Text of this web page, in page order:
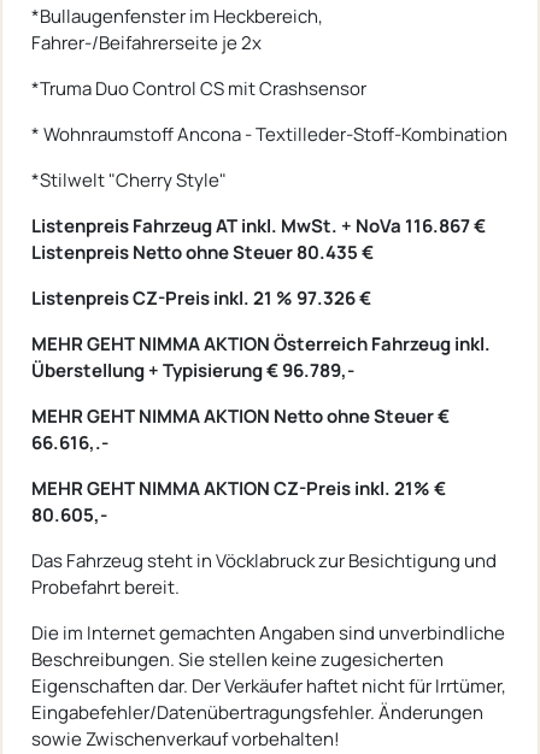
*Bullaugenfenster im Heckbereich,
Fahrer-/Beifahrerseite je 2x
*Truma Duo Control CS mit Crashsensor
* Wohnraumstoff Ancona - Textilleder-Stoff-Kombination
*Stilwelt "Cherry Style"
Listenpreis Fahrzeug AT inkl. MwSt. + NoVa 116.867 €
Listenpreis Netto ohne Steuer 80.435 €
Listenpreis CZ-Preis inkl. 21 % 97.326 €
MEHR GEHT NIMMA AKTION Österreich Fahrzeug inkl.
Überstellung + Typisierung € 96.789,-
MEHR GEHT NIMMA AKTION Netto ohne Steuer €
66.616,.-
MEHR GEHT NIMMA AKTION CZ-Preis inkl. 21% €
80.605,-
Das Fahrzeug steht in Vöcklabruck zur Besichtigung und
Probefahrt bereit.
Die im Internet gemachten Angaben sind unverbindliche
Beschreibungen. Sie stellen keine zugesicherten
Eigenschaften dar. Der Verkäufer haftet nicht für Irrtümer,
Eingabefehler/Datenübertragungsfehler. Änderungen
sowie Zwischenverkauf vorbehalten!